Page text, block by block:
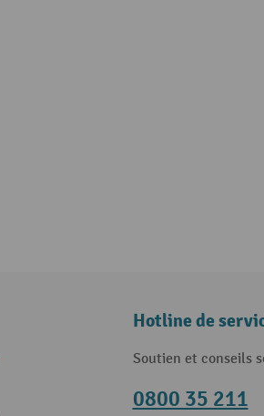
Hotline de
Soutien et conseils
0800 35 211